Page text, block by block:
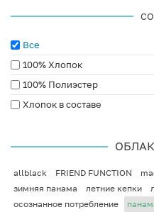
Все
100% Хлопок
100% Полиэстер
Хлопок в составе
allblack FRIEND FUNCTION
зимняя панама
летние кепки
осознанное потребление